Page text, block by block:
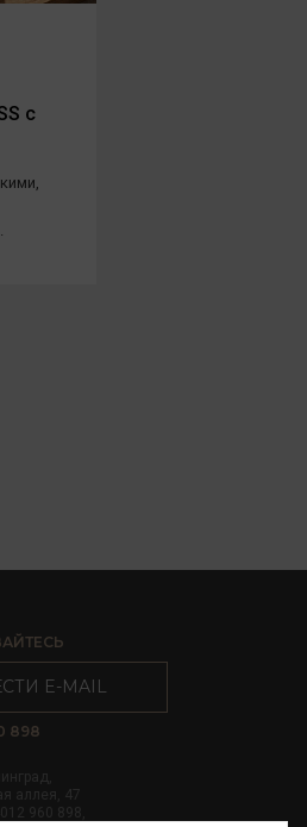
с
E-MAIL
898
аллея, 47
960 898,